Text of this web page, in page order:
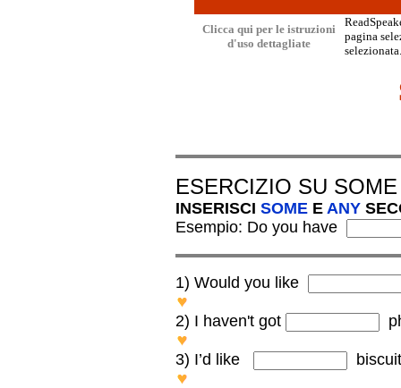
Clicca qui per le istruzioni
d'uso dettagliate
pagina
ESERCIZIO SU
INSERISCI SOME E ANY
Esempio: Do you have
1) Would you like
2) I haven't got
3) I’d like